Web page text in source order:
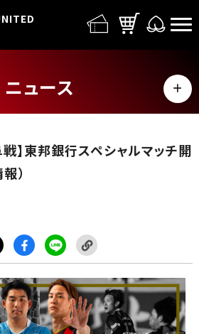
ニュース
MENU
イベント
グッズ
チケット
】東邦銀行スペシャルマッチ開
）